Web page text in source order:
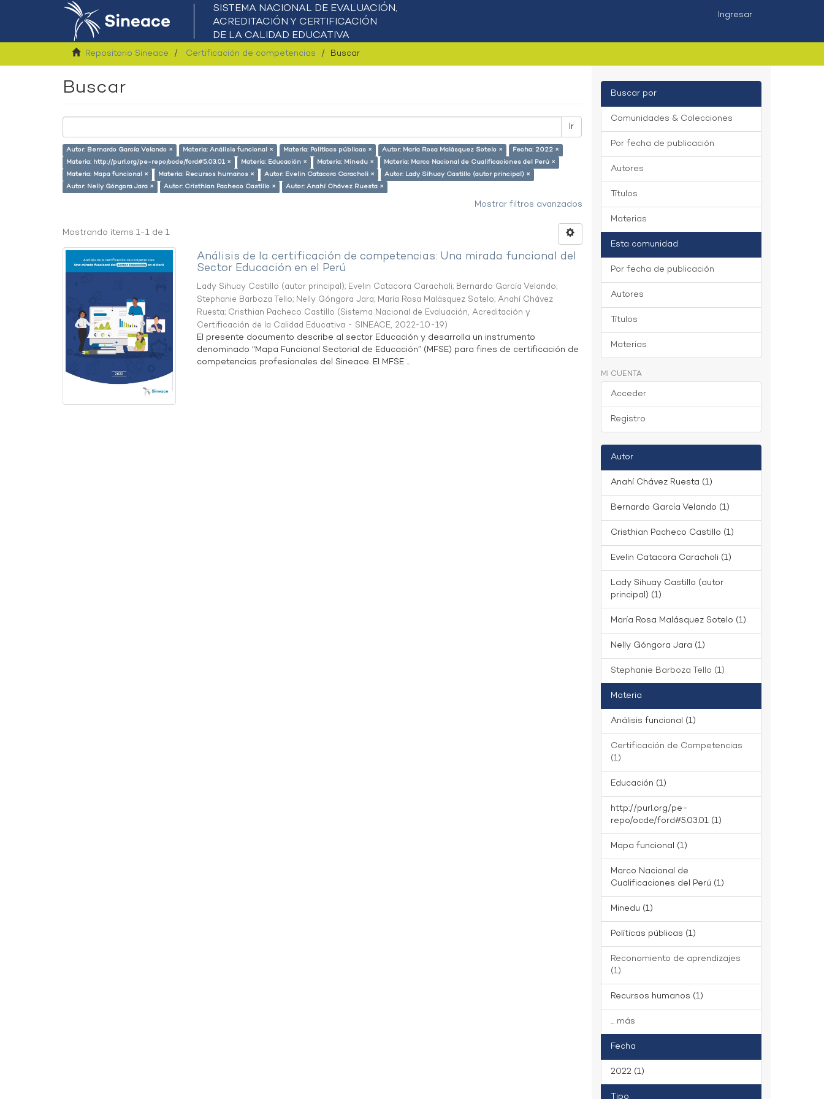
Ingresar
Repositorio Sineace Certificación de competencias Buscar
Buscar
Ir
Autor: Bernardo García Velando × Materia: Análisis funcional × Materia: Políticas públicas × Autor: María Rosa Malásquez Sotelo ×
Fecha: 2022 ×
Materia: http://purl.org/pe-repo/ocde/ford#5.03.01 ×
Materia: Educación × Materia: Minedu ×
Materia: Marco Nacional de Cualificaciones del Perú ×
Materia: Mapa funcional ×
Materia: Recursos humanos × Autor: Evelin Catacora Caracholi ×
Autor: Lady Sihuay Castillo (autor principal) ×
Autor: Nelly Góngora Jara ×
Autor: Cristhian Pacheco Castillo × Autor: Anahí Chávez Ruesta ×
Mostrar filtros avanzados
Mostrando ítems 1-1 de 1
Análisis de la certificación de competencias: Una mirada funcional del
Sector Educación en el Perú
Lady Sihuay Castillo (autor principal); Evelin Catacora Caracholi; Bernardo García Velando;
Stephanie Barboza Tello; Nelly Góngora Jara; María Rosa Malásquez Sotelo;Anahí Chávez
Ruesta; Cristhian Pacheco Castillo (Sistema Nacional de Evaluación, Acreditación y
Certificación de la Calidad Educativa - SINEACE, 2022-10-19)
El presente documento describe al sector Educación y desarrolla un instrumento
denominado “Mapa Funcional Sectorial de Educación” (MFSE) para fines de certificación de
competencias profesionales del Sineace. El MFSE ...
Buscar por
Comunidades & Colecciones
Por fecha de publicación
Autores
Títulos
Materias
Esta comunidad
Por fecha de publicación
Autores
Títulos
Materias
MI CUENTA
Acceder
Registro
Autor
Anahí Chávez Ruesta (1)
Bernardo García Velando (1)
Cristhian Pacheco Castillo (1)
Evelin Catacora Caracholi (1)
Lady Sihuay Castillo (autor
principal) (1)
María Rosa Malásquez Sotelo (1)
Nelly Góngora Jara (1)
Stephanie Barboza Tello (1)
Materia
Análisis funcional (1)
Certificación de Competencias
(1)
Educación (1)
http://purl.org/pe-
repo/ocde/ford#5.03.01 (1)
Mapa funcional (1)
Marco Nacional de
Cualificaciones del Perú (1)
Minedu (1)
Políticas públicas (1)
Reconomiento de aprendizajes
(1)
Recursos humanos (1)
... más
Fecha
2022 (1)